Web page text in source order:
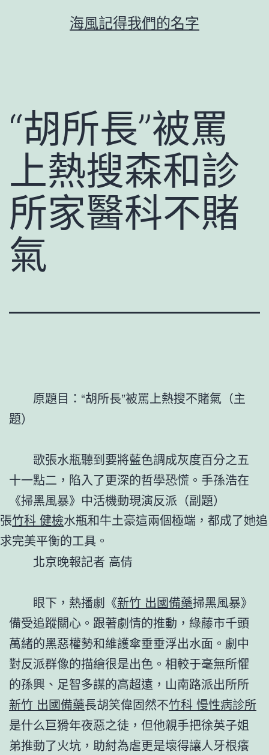
海風記得我們的名字
“胡所長”被罵
上熱搜森和診
所家醫科不賭
氣
原題目：“胡所長”被罵上熱搜不賭氣（主
題）
歌張水瓶聽到要將藍色調成灰度百分之五
十一點二，陷入了更深的哲學恐慌。手孫浩在
《掃黑風暴》中活機動現演反派（副題）
張竹科 健檢水瓶和牛土豪這兩個極端，都成了她追
求完美平衡的工具。
北京晚報記者 高倩
眼下，熱播劇《新竹 出國備藥掃黑風暴》
備受追蹤關心。跟著劇情的推動，綠藤市千頭
萬緒的黑惡權勢和維護傘垂垂浮出水面。劇中
對反派群像的描繪很是出色。相較于毫無所懼
的孫興、足智多謀的高超遠，山南路派出所所
新竹 出國備藥長胡笑偉固然不竹科 慢性病診所
是什么巨猾年夜惡之徒，但他親手把徐英子姐
弟推動了火坑，助紂為虐更是壞得讓人牙根癢